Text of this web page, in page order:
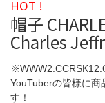
HOT !
帽子
Charles
YouTuberの皆様に商
す！